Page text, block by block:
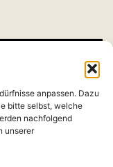
anpassen. Dazu
bitte selbst, welche
nachfolgend
unserer